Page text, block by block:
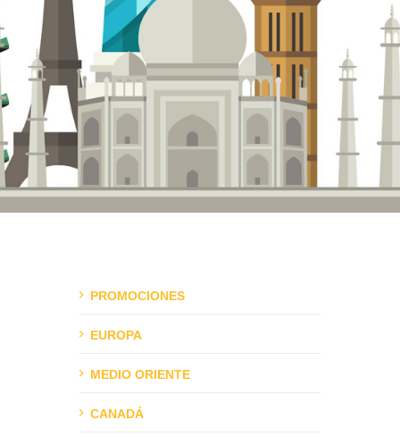
PROMOCIONES
EUROPA
MEDIO ORIENTE
CANADÁ